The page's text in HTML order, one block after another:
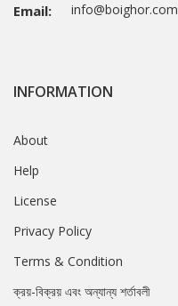
Email: info@boighor.com
INFORMATION
About
Help
License
Privacy Policy
Terms & Condition
ক্রয়-বিক্রয় এবং অন্যান্য শর্তাবলী